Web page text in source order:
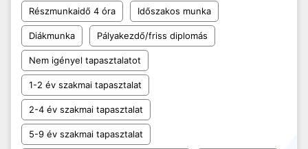
Részmunkaidő 4 óra Időszakos munka
Diákmunka Pályakezdő/friss diplomás
Nem igényel tapasztalatot
1-2 év szakmai tapasztalat
2-4 év szakmai tapasztalat
5-9 év szakmai tapasztalat